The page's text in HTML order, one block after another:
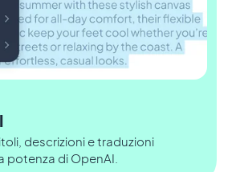
descrizioni e traduzioni
potenza di OpenAI.